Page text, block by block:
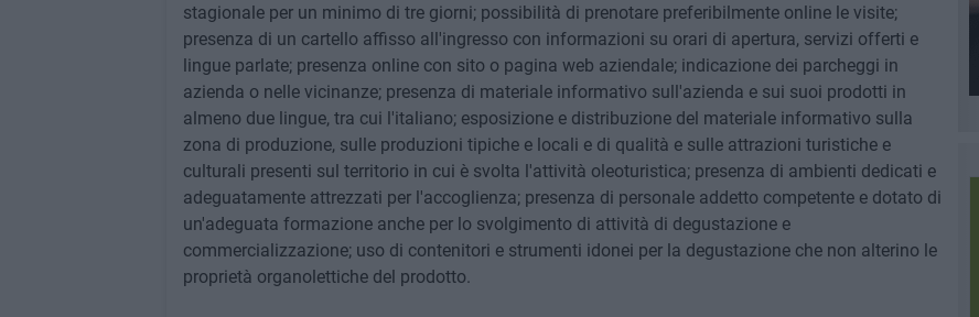
stagionale per un minimo di tre giorni; possibilità di prenotare preferibilmente online le visite;
presenza di un cartello affisso all'ingresso con informazioni su orari di apertura, servizi offerti e
lingue parlate; presenza online con sito o pagina web aziendale; indicazione dei parcheggi in
azienda o nelle vicinanze; presenza di materiale informativo sull'azienda e sui suoi prodotti in
almeno due lingue, tra cui l'italiano; esposizione e distribuzione del materiale informativo sulla
zona di produzione, sulle produzioni tipiche e locali e di qualità e sulle attrazioni turistiche e
culturali presenti sul territorio in cui è svolta l'attività oleoturistica; presenza di ambienti dedicati e
adeguatamente attrezzati per l'accoglienza; presenza di personale addetto competente e dotato di
un'adeguata formazione anche per lo svolgimento di attività di degustazione e
commercializzazione; uso di contenitori e strumenti idonei per la degustazione che non alterino le
proprietà organolettiche del prodotto.